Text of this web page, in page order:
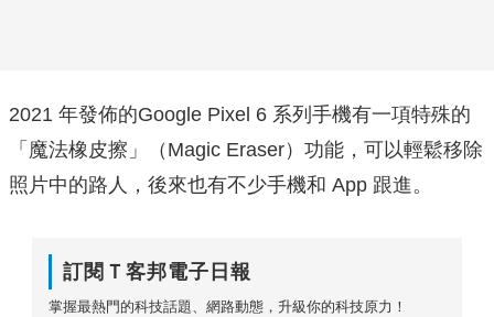
2021 年發佈的Google Pixel 6 系列手機有一項特殊的
「魔法橡皮擦」（Magic Eraser）功能，可以輕鬆移除
照片中的路人，後來也有不少手機和 App 跟進。
訂閱Ｔ客邦電子日報
掌握最熱門的科技話題、網路動態，升級你的科技原力！